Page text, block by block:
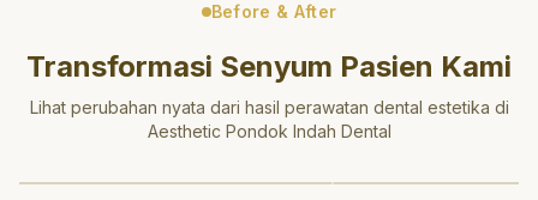
Before & After
Transformasi Senyum Pasien Kami
Lihat perubahan nyata dari hasil perawatan dental estetika di
Aesthetic Pondok Indah Dental